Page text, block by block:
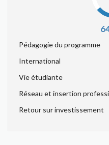
Pédagogie du programme
International
Vie étudiante
Réseau et insertion
Retour sur investissement